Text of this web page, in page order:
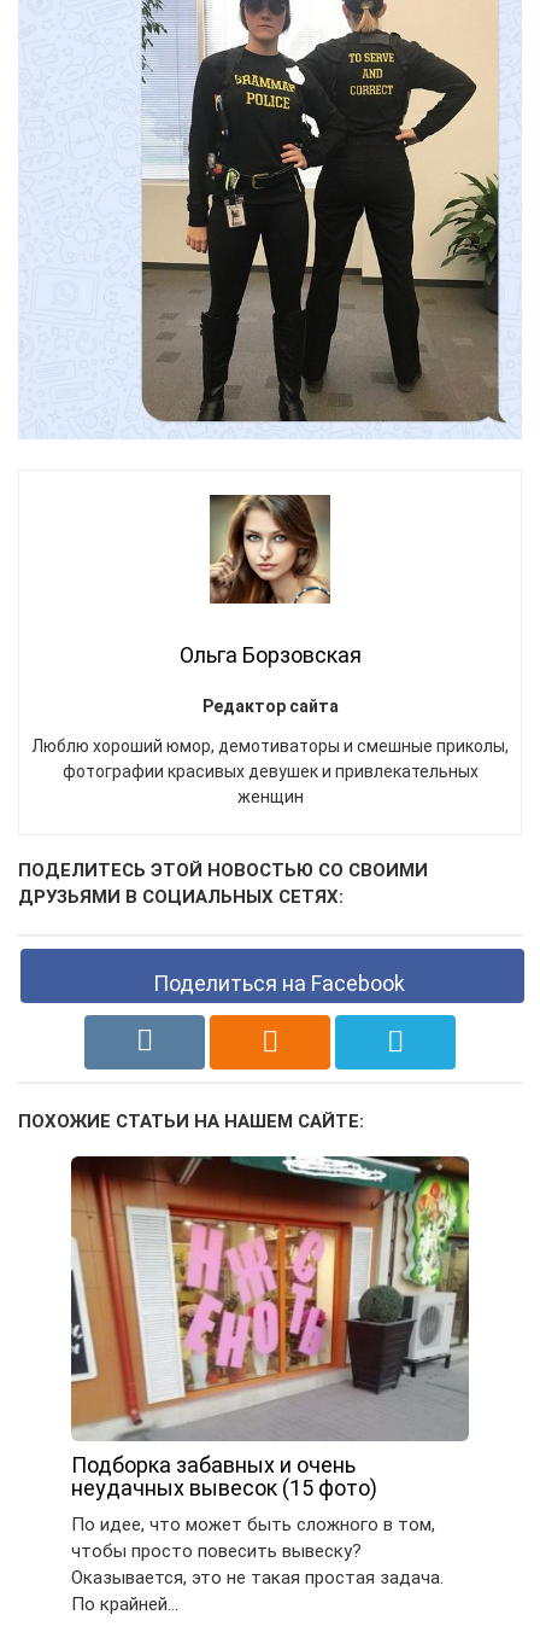
Ольга Борзовская
Редактор сайта
Люблю хороший юмор, демотиваторы и смешные приколы,
фотографии красивых девушек и привлекательных
женщин
ПОДЕЛИТЕСЬ ЭТОЙ НОВОСТЬЮ СО СВОИМИ
ДРУЗЬЯМИ В СОЦИАЛЬНЫХ СЕТЯХ:
Поделиться на Facebook
ПОХОЖИЕ СТАТЬИ НА НАШЕМ САЙТЕ:
Подборка забавных и очень
неудачных вывесок (15 фото)
По идее, что может быть сложного в том,
чтобы просто повесить вывеску?
Оказывается, это не такая простая задача.
По крайней…